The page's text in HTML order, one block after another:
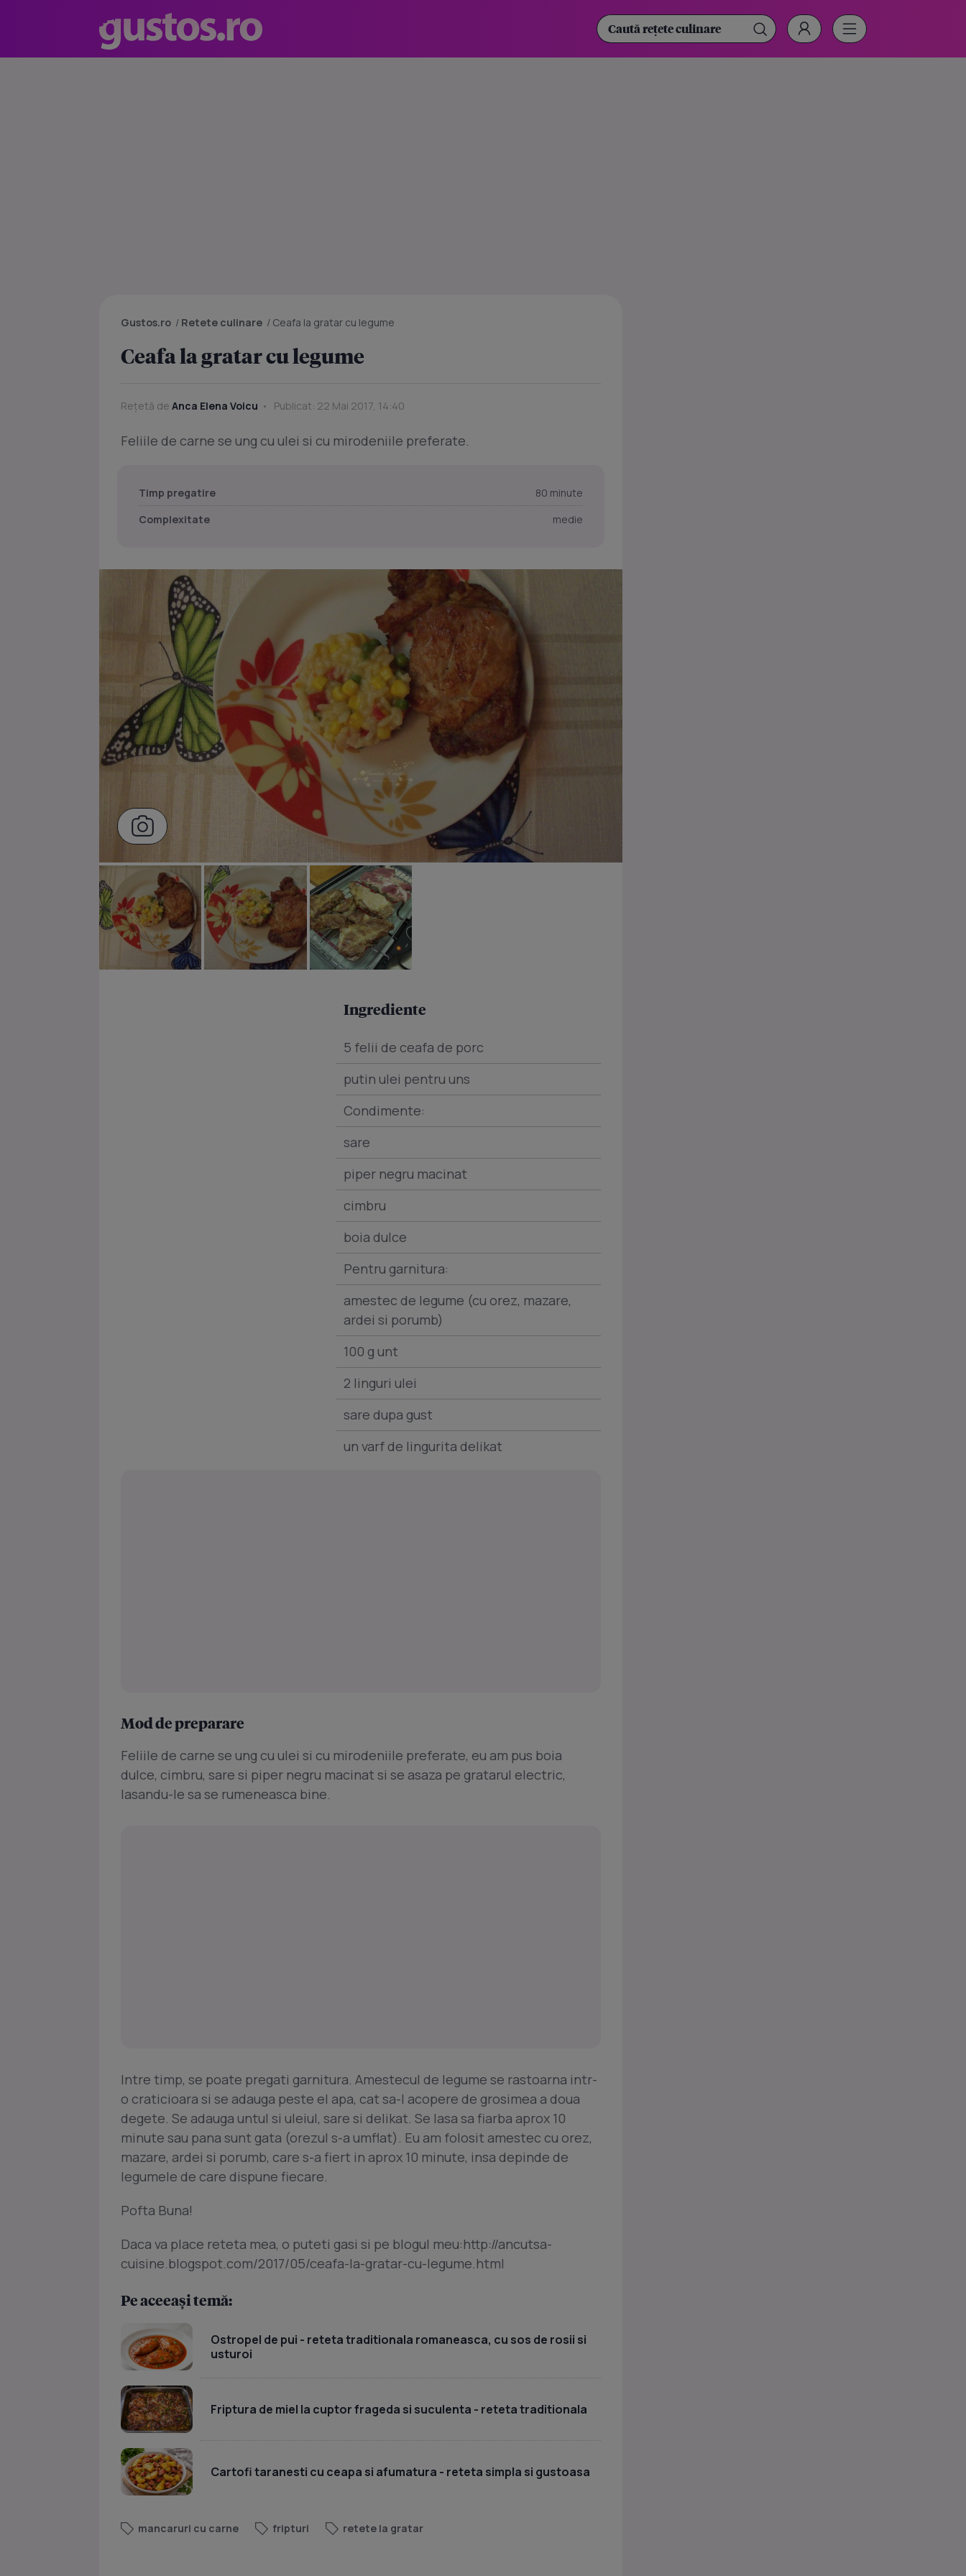
Gustos.ro / Retete culinare / Ceafa la gratar cu legume
Ceafa la gratar cu legume
Rețetă de Anca Elena Voicu Publicat: 22 Mai 2017, 14:40
Feliile de carne se ung cu ulei si cu mirodeniile preferate.
Timp pregatire
80 minute
Complexitate
medie
Ingrediente
5 felii de ceafa de porc
putin ulei pentru uns
Condimente:
sare
piper negru macinat
cimbru
boia dulce
Pentru garnitura:
amestec de legume (cu orez, mazare,
ardei si porumb)
100 g unt
2 linguri ulei
sare dupa gust
un varf de lingurita delikat
Mod de preparare
Feliile de carne se ung cu ulei si cu mirodeniile preferate, eu am pus boia
dulce, cimbru, sare si piper negru macinat si se asaza pe gratarul electric,
lasandu-le sa se rumeneasca bine.
Intre timp, se poate pregati garnitura. Amestecul de legume se rastoarna intr-
o craticioara si se adauga peste el apa, cat sa-l acopere de grosimea a doua
degete. Se adauga untul si uleiul, sare si delikat. Se lasa sa fiarba aprox 10
minute sau pana sunt gata (orezul s-a umflat). Eu am folosit amestec cu orez,
mazare, ardei si porumb, care s-a fiert in aprox 10 minute, insa depinde de
legumele de care dispune fiecare.
Pofta Buna!
Daca va place reteta mea, o puteti gasi si pe blogul meu:http://ancutsa-
cuisine.blogspot.com/2017/05/ceafa-la-gratar-cu-legume.html
Pe aceeași temă:
Ostropel de pui - reteta traditionala romaneasca, cu sos de rosii si
usturoi
Friptura de miel la cuptor frageda si suculenta - reteta traditionala
Cartofi taranesti cu ceapa si afumatura - reteta simpla si gustoasa
mancaruri cu carne fripturi retete la gratar